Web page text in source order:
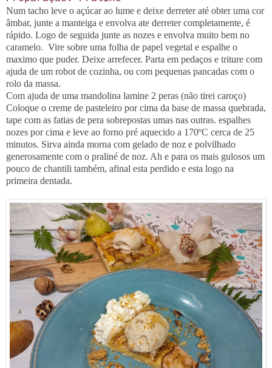
Num tacho leve o açúcar ao lume e deixe derreter até obter uma cor
âmbar, junte a manteiga e envolva ate derreter completamente, é
rápido. Logo de seguida junte as nozes e envolva muito bem no
caramelo. Vire sobre uma folha de papel vegetal e espalhe o
maximo que puder. Deixe arrefecer. Parta em pedaços e triture com
ajuda de um robot de cozinha, ou com pequenas pancadas com o
rolo da massa.
Com ajuda de uma mandolina lamine 2 peras (não tirei caroço)
Coloque o creme de pasteleiro por cima da base de massa quebrada,
tape com as fatias de pera sobrepostas umas nas outras. espalhes
nozes por cima e leve ao forno pré aquecido a 170ºC cerca de 25
minutos. Sirva ainda morna com gelado de noz e polvilhado
generosamente com o praliné de noz. Ah e para os mais gulosos um
pouco de chantili também, afinal esta perdido e esta logo na
primeira dentada.